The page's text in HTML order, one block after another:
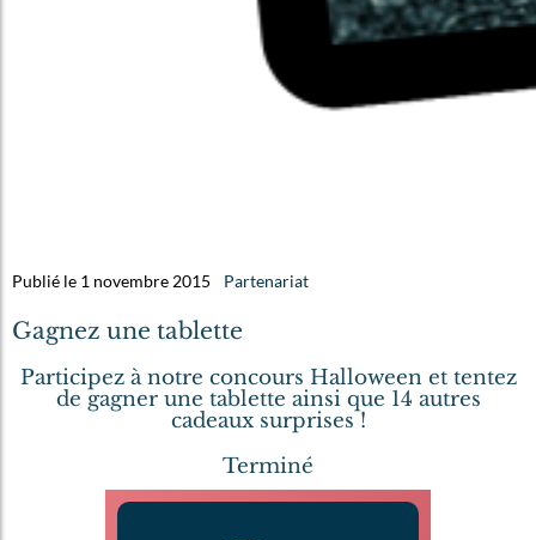
Publié le 1 novembre 2015 Partenariat
Gagnez une tablette
Participez à notre concours Halloween et tentez
de gagner une tablette ainsi que 14 autres
cadeaux surprises !
Terminé